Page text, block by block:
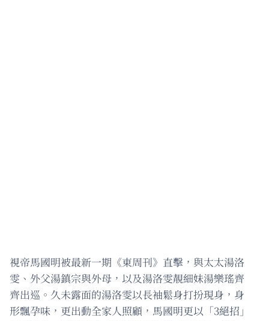
視帝馬國明被最新一期《東周刊》直擊，與太太湯洛
雯、外父湯鎮宗與外母，以及湯洛雯靚細妹湯樂瑤齊
齊出巡。久未露面的湯洛雯以長袖鬆身打扮現身，身
形飄孕味，更出動全家人照顧，馬國明更以「3絕招」